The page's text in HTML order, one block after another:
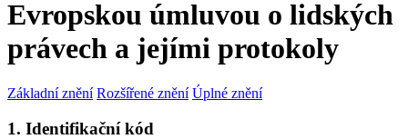
Evropskou úmluvou o lidských
právech a jejími protokoly
Základní znění Rozšířené znění Úplné znění
1. Identifikační kód